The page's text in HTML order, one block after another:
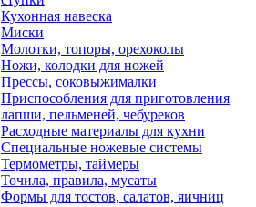
Кухонная навеска
Миски
Молотки, топоры, орехоколы
Ножи, колодки для ножей
Прессы, соковыжималки
Приспособления для приготовления
лапши, пельменей, чебуреков
Расходные материалы для кухни
Специальные ножевые системы
Термометры, таймеры
Точила, правила, мусаты
Формы для тостов, салатов, яичниц